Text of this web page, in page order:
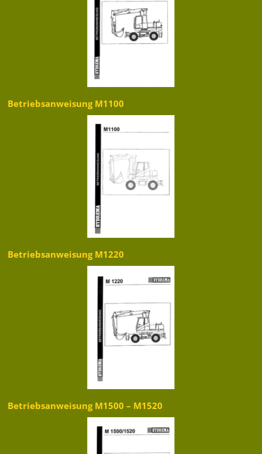
Betriebsanweisung M1100
Betriebsanweisung M1220
Betriebsanweisung M1500 – M1520